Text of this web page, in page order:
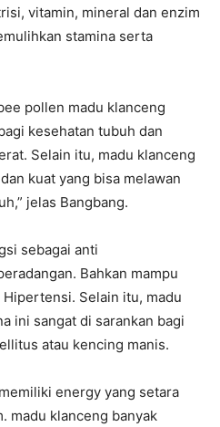
vitamin, mineral dan enzim
stamina serta
pollen madu klanceng
kesehatan tubuh dan
Selain itu, madu klanceng
kuat yang bisa melawan
jelas Bangbang.
sebagai anti
Bahkan mampu
Selain itu, madu
ini sangat di sarankan bagi
atau kencing manis.
energy yang setara
madu klanceng banyak